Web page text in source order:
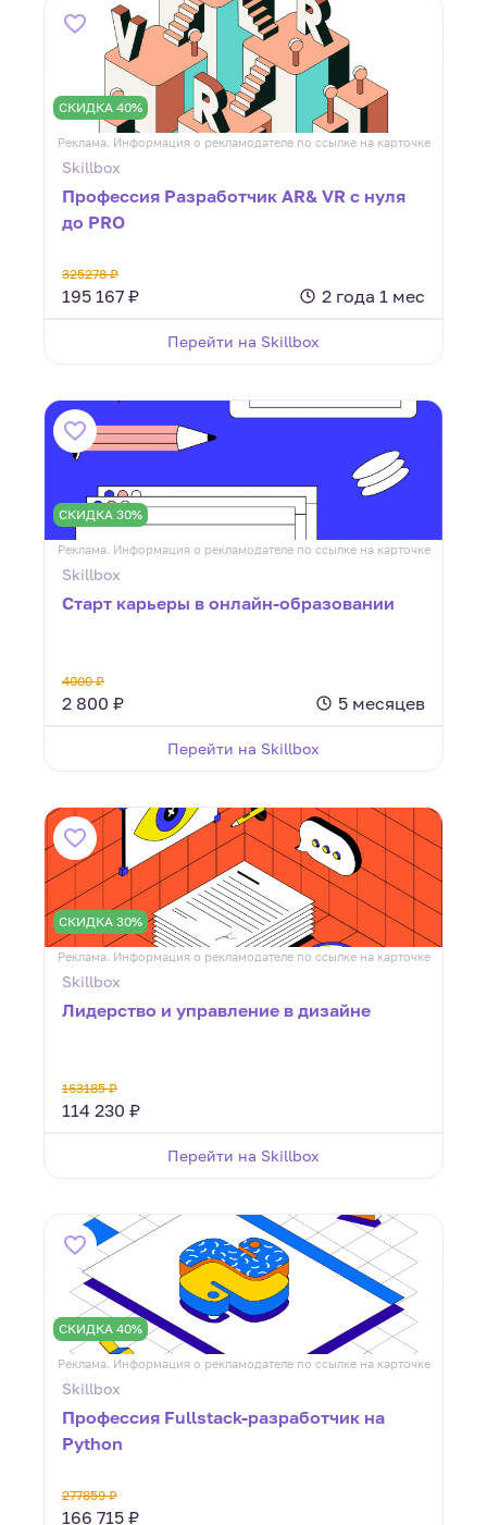
СКИДКА 40%
Реклама. Информация о рекламодателе по ссылке на карточке
Skillbox
Профессия Разработчик AR& VR с нуля
до PRO
325278 ₽
195 167 ₽ 2 года 1 мес
Перейти на Skillbox
СКИДКА 30%
Реклама. Информация о рекламодателе по ссылке на карточке
Skillbox
Старт карьеры в онлайн-образовании
4000 ₽
2 800 ₽ 5 месяцев
Перейти на Skillbox
СКИДКА 30%
Реклама. Информация о рекламодателе по ссылке на карточке
Skillbox
Лидерство и управление в дизайне
163185 ₽
114 230 ₽
Перейти на Skillbox
СКИДКА 40%
Реклама. Информация о рекламодателе по ссылке на карточке
Skillbox
Профессия Fullstack-разработчик на
Python
277859 ₽
166 715 ₽